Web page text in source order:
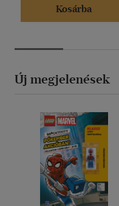
Kosárba
Új megjelenések